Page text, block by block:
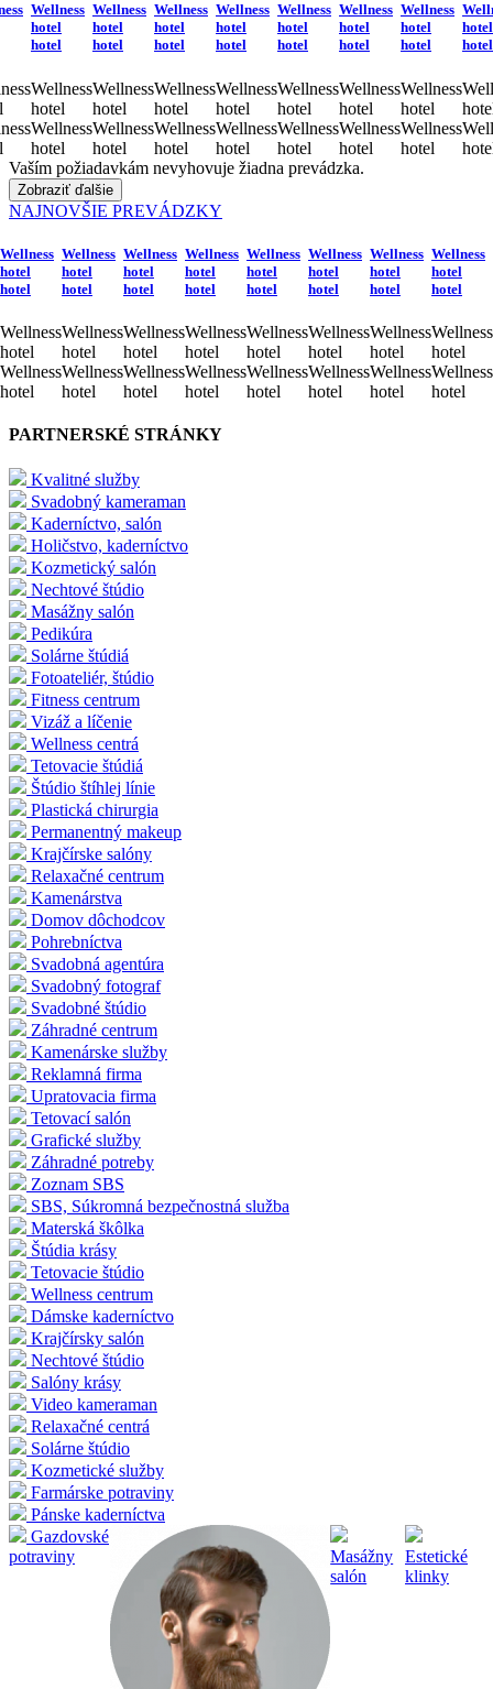
Wellness
hotel
hotel
Wellness
hotel
Wellness
hotel
Wellness
hotel
hotel
Wellness
hotel
Wellness
hotel
Wellness
hotel
hotel
Wellness
hotel
Wellness
hotel
Wellness
hotel
hotel
Wellness
hotel
Wellness
hotel
Wellness
hotel
hotel
Wellness
hotel
Wellness
hotel
Wellness
hotel
hotel
Wellness
hotel
Wellness
hotel
Wellness
hotel
hotel
Wellness
hotel
Wellness
hotel
hotel
hotel
Vaším požiadavkám nevyhovuje žiadna prevádzka.
Zobraziť ďalšie
NAJNOVŠIE PREVÁDZKY
Wellness
hotel
hotel
Wellness
hotel
Wellness
hotel
Wellness
hotel
hotel
Wellness
hotel
Wellness
hotel
Wellness
hotel
hotel
Wellness
hotel
Wellness
hotel
Wellness
hotel
hotel
Wellness
hotel
Wellness
hotel
Wellness
hotel
hotel
Wellness
hotel
Wellness
hotel
Wellness
hotel
hotel
Wellness
hotel
Wellness
hotel
Wellness
hotel
hotel
Wellness
hotel
Wellness
hotel
Wellness
hotel
hotel
Wellness
hotel
Wellness
hotel
PARTNERSKÉ STRÁNKY
Kvalitné služby
Svadobný kameraman
Kaderníctvo, salón
Holičstvo, kaderníctvo
Kozmetický salón
Nechtové štúdio
Masážny salón
Pedikúra
Solárne štúdiá
Fotoateliér, štúdio
Fitness centrum
Vizáž a líčenie
Wellness centrá
Tetovacie štúdiá
Štúdio štíhlej línie
Plastická chirurgia
Permanentný makeup
Krajčírske salóny
Relaxačné centrum
Kamenárstva
Domov dôchodcov
Pohrebníctva
Svadobná agentúra
Svadobný fotograf
Svadobné štúdio
Záhradné centrum
Kamenárske služby
Reklamná firma
Upratovacia firma
Tetovací salón
Grafické služby
Záhradné potreby
Zoznam SBS
SBS, Súkromná bezpečnostná služba
Materská škôlka
Štúdia krásy
Tetovacie štúdio
Wellness centrum
Dámske kaderníctvo
Krajčírsky salón
Nechtové štúdio
Salóny krásy
Video kameraman
Relaxačné centrá
Solárne štúdio
Kozmetické služby
Farmárske potraviny
Pánske kaderníctva
Gazdovské
potraviny
Masážny
salón
Estetické
klinky